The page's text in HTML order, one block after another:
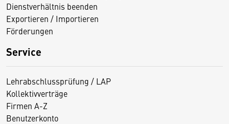
Dienstverhältnis beenden
Exportieren / Importieren
Förderungen
Service
Lehrabschlussprüfung / LAP
Kollektivverträge
Firmen A-Z
Benutzerkonto